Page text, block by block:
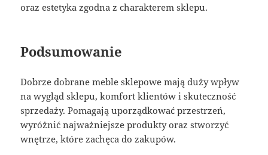
oraz estetyka zgodna z charakterem sklepu.
Podsumowanie
Dobrze dobrane meble sklepowe mają duży wpływ
na wygląd sklepu, komfort klientów i skuteczność
sprzedaży. Pomagają uporządkować przestrzeń,
wyróżnić najważniejsze produkty oraz stworzyć
wnętrze, które zachęca do zakupów.